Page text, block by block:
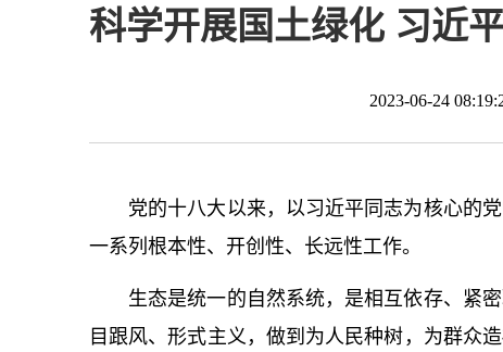
科学开展国土绿化 习近
2023-06-24
党的十八大以来，以习近平 同志为核心的
一系列根本性、开创性、长远性工作。
生态是统一的自然系统，是相互依存、紧
目跟风、形式主义，做到为人民种树，为群众